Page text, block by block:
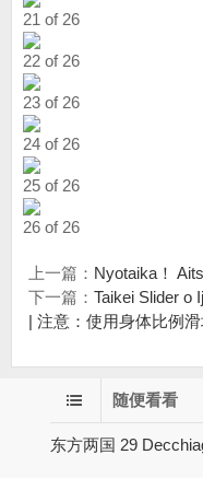
21 of 26
22 of 26
23 of 26
24 of 26
25 of 26
26 of 26
上一篇： Nyotaika！
下一篇： Taikei Slider o
| 注意：使用身体比例
随便看看
东方两国 29